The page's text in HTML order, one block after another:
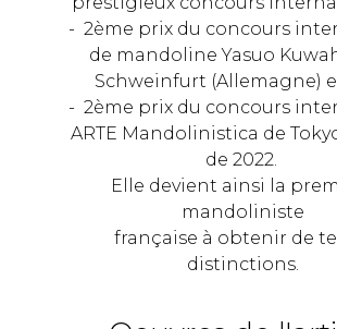
- 2ème prix du concours
de mandoline Yasuo
Schweinfurt (Allemagne)
- 2ème prix du concours
ARTE Mandolinistica de
de 2022.
Elle devient ainsi la
mandoliniste
française à obtenir de
distinctions.